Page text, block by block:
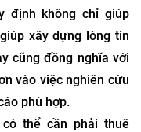
định không chỉ giúp
xây dựng lòng tin
cũng đồng nghĩa với
vào việc nghiên cứu
phù hợp.
thể cần phải thuê